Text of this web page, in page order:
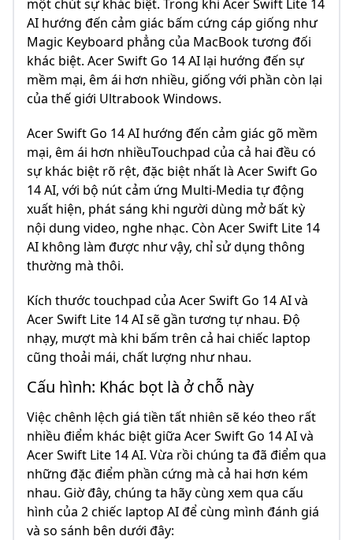
một chút sự khác biệt. Trong khi Acer Swift Lite 14
AI hướng đến cảm giác bấm cứng cáp giống như
Magic Keyboard phẳng của MacBook tương đối
khác biệt. Acer Swift Go 14 AI lại hướng đến sự
mềm mại, êm ái hơn nhiều, giống với phần còn lại
của thế giới Ultrabook Windows.
Acer Swift Go 14 AI hướng đến cảm giác gõ mềm
mại, êm ái hơn nhiềuTouchpad của cả hai đều có
sự khác biệt rõ rệt, đặc biệt nhất là Acer Swift Go
14 AI, với bộ nút cảm ứng Multi-Media tự động
xuất hiện, phát sáng khi người dùng mở bất kỳ
nội dung video, nghe nhạc. Còn Acer Swift Lite 14
AI không làm được như vậy, chỉ sử dụng thông
thường mà thôi.
Kích thước touchpad của Acer Swift Go 14 AI và
Acer Swift Lite 14 AI sẽ gần tương tự nhau. Độ
nhạy, mượt mà khi bấm trên cả hai chiếc laptop
cũng thoải mái, chất lượng như nhau.
Cấu hình: Khác bọt là ở chỗ này
Việc chênh lệch giá tiền tất nhiên sẽ kéo theo rất
nhiều điểm khác biệt giữa Acer Swift Go 14 AI và
Acer Swift Lite 14 AI. Vừa rồi chúng ta đã điểm qua
những đặc điểm phần cứng mà cả hai hơn kém
nhau. Giờ đây, chúng ta hãy cùng xem qua cấu
hình của 2 chiếc laptop AI để cùng mình đánh giá
và so sánh bên dưới đây: